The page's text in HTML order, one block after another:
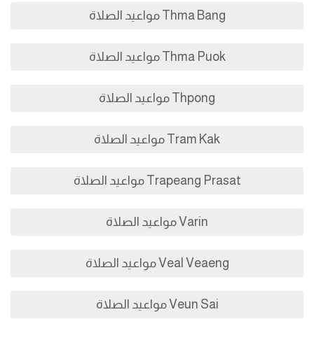
Thma Bang مواعيد الصلاة
Thma Puok مواعيد الصلاة
Thpong مواعيد الصلاة
Tram Kak مواعيد الصلاة
Trapeang Prasat مواعيد الصلاة
Varin مواعيد الصلاة
Veal Veaeng مواعيد الصلاة
Veun Sai مواعيد الصلاة